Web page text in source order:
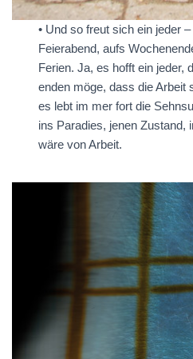
• Und so freut sich ein jeder
Feierabend, aufs
Ferien. Ja, es hofft ein jeder,
enden möge, dass die Arbeit
es lebt im­ mer fort die
ins Paradies, jenen Zustand,
wäre von Arbeit.